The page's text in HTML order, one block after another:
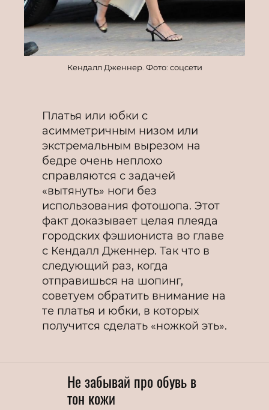
Кендалл Дженнер. Фото: соцсети
Платья или юбки с
асимметричным низом или
экстремальным вырезом на
бедре очень неплохо
справляются с задачей
«вытянуть» ноги без
использования фотошопа. Этот
факт доказывает целая плеяда
городских фэшиониста во главе
с Кендалл Дженнер. Так что в
следующий раз, когда
отправишься на шопинг,
советуем обратить внимание на
те платья и юбки, в которых
получится сделать «ножкой эть».
Не забывай про обувь в
тон кожи